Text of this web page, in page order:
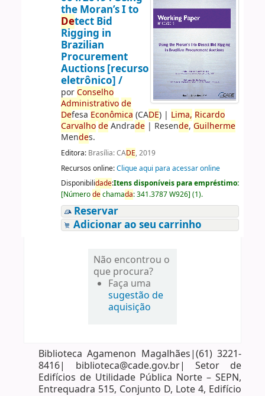
the Moran’s I to
Detect Bid
Rigging in
Brazilian
Procurement
Auctions [recurso
eletrônico] /
porConselho
Administrativo de
Defesa Econômica (CADE)| Lima, Ricardo
Carvalho deAndrade| Resende, Guilherme
Mendes.
Editora: Brasília: CADE, 2019
Recursos online:Clique aqui para acessar online
Disponibilidade:Itens disponíveis para empréstimo:
[Númerodechamada:341.3787 W926] (1).
Reservar
Adicionar ao seu carrinho
Não encontrou o
que procura?
Faça uma
sugestão de
aquisição
Biblioteca Agamenon Magalhães|(61) 3221-
8416| biblioteca@cade.gov.br| Setor de
Edifícios de Utilidade Pública Norte – SEPN,
Entrequadra 515, Conjunto D, Lote 4, Edifício